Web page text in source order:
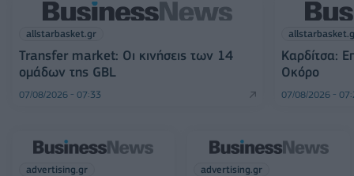
allstarbasket.gr
Transfer market: Οι κινήσεις των 14
ομάδων της GBL
07/08/2026 - 07:33
Καρδίτσα:
Οκόρο
07/08/2026 -
advertising.gr advertising.gr